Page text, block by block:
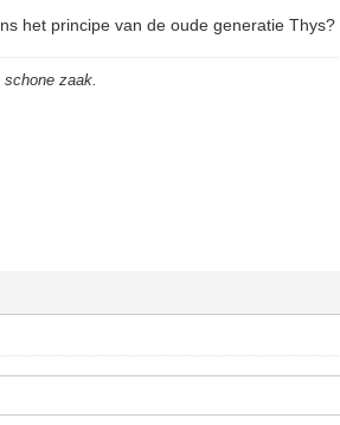
het principe van de oude generatie Thys?
zaak.